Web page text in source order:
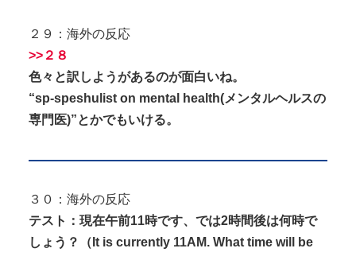
２９：海外の反応
>>２８
色々と訳しようがあるのが面白いね。
“sp-speshulist on mental health(メンタルヘルスの
専門医)”とかでもいける。
３０：海外の反応
テスト：現在午前11時です、では2時間後は何時で
しょう？（It is currently 11AM. What time will be